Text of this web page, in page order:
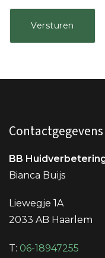
Contactgegevens
BB
Bianca Buijs
Liewegje 1A
2033 AB Haarlem
T: 06-18947255